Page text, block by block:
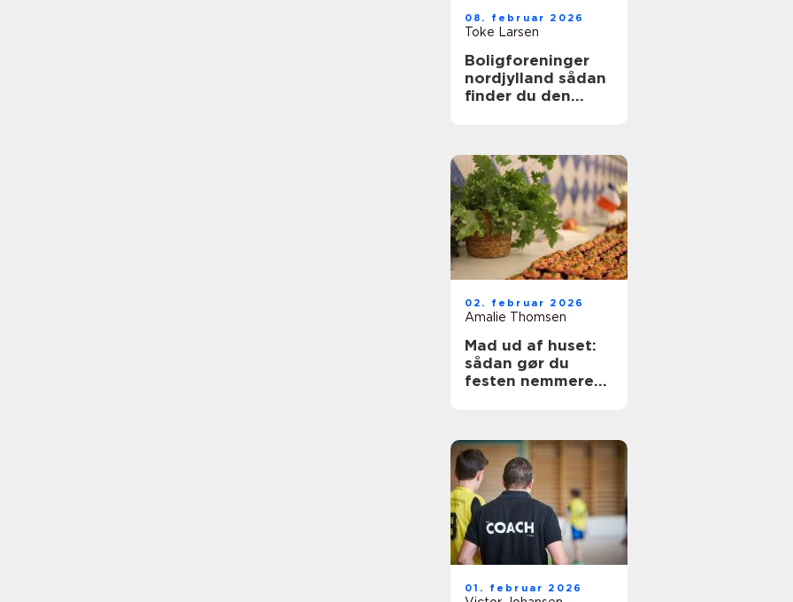
08. februar 2026
Toke Larsen
Boligforeninger
nordjylland sådan
finder du den
02. februar 2026
Amalie Thomsen
Mad ud af huset:
sådan gør du
festen nemmere
01. februar 2026